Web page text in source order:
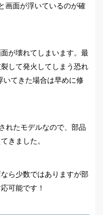
画面が浮いているのが確
が壊れてしまいます。最
して発火してしまう恐れ
てきた場合は早めに修
れたモデルなので、部品
きました。
ら少数ではありますが部
可能です！